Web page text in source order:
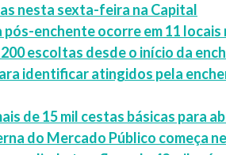
nesta sexta-feira na Capital
pós-enchente ocorre em 11
200 escoltas desde o início da
identificar atingidos pela
de 15 mil cestas básicas para
do Mercado Público começa